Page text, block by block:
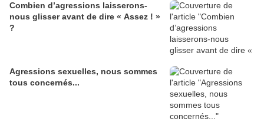
Combien d’agressions laisserons-
nous glisser avant de dire « Assez ! »
?
Agressions sexuelles, nous sommes
tous concernés...